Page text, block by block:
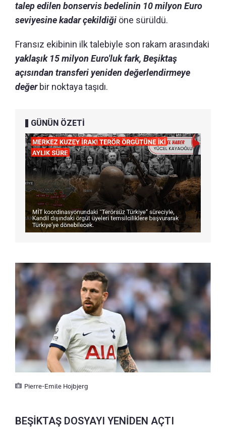
talep edilen bonservis bedelinin 10 milyon Euro
seviyesine kadar çekildiği öne sürüldü.
Fransız ekibinin ilk talebiyle son rakam arasındaki
yaklaşık 15 milyon Euro'luk fark, Beşiktaş
açısından transferi yeniden değerlendirmeye
değer bir noktaya taşıdı.
GÜNÜN ÖZETİ
Pierre-Emile Hojbjerg
BEŞİKTAŞ DOSYAYI YENİDEN AÇTI